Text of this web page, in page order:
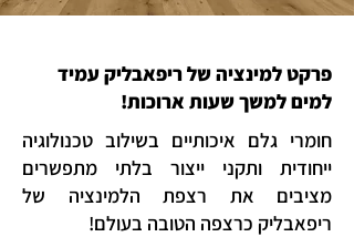
פרקט למינציה של ריפאבליק עמיד
למים למשך שעות ארוכות!
חומרי גלם איכותיים בשילוב טכנולוגיה
ייחודית ותקני ייצור בלתי מתפשרים
מציבים את רצפת הלמינציה של
ריפאבליק כרצפה הטובה בעולם!